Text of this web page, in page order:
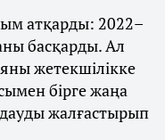
атқарды: 2022–
басқарды. Ал
жетекшілікке
бірге жаңа
жалғастырып